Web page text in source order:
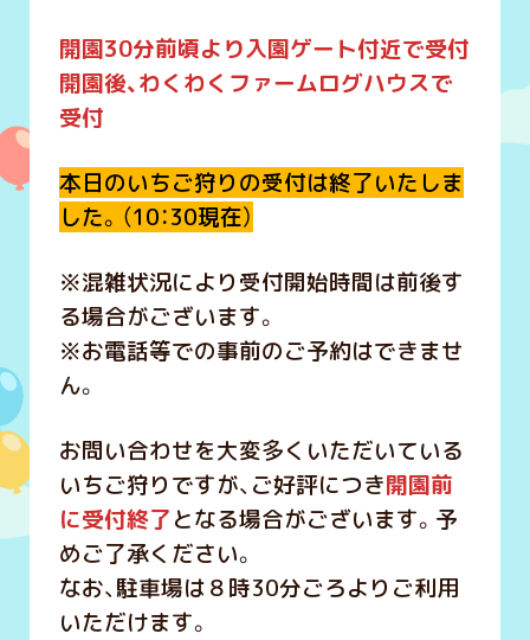
開園30分前頃より入園ゲート付近で受付
開園後、わくわくファームログハウスで
受付
本日のいちご狩りの受付は終了いたしま
した。（10：30現在）
※混雑状況により受付開始時間は前後す
る場合がございます。
※お電話等での事前のご予約はできませ
ん。
お問い合わせを大変多くいただいている
いちご狩りですが、ご好評につき開園前
に受付終了となる場合がございます。予
めご了承ください。
なお、駐車場は８時30分ごろよりご利用
いただけます。